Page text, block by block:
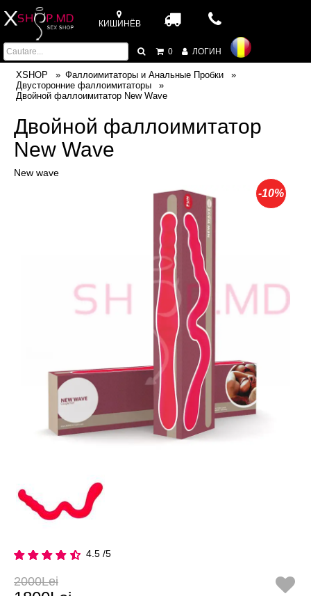
КИШИНЁВ
0 ЛОГИН
XSHOP
Фаллоимитаторы и Анальные Пробки
Двусторонние фаллоимитаторы
Двойной фаллоимитатор New Wave
Двойной фаллоимитатор
New Wave
New wave
-10%
4.5 /5
2000Lei